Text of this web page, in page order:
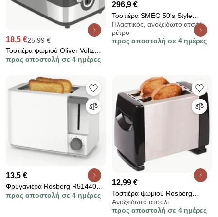
18,5 €25,99 €
Τοστιέρα ψωμιού Oliver Voltz
OV51440I, 800W, 6 στάδια,
ψησίματος, μαύρο/inox
προς αποστολή σε 4 ημέρες
296,9 €
Τοστιέρα SMEG 50's Style
TSF03PKEU, 2000 W, 4 φέτες, 6
επίπεδα, Δίσκος για ψίχουλα,
Ενσωματωμένο καλώδιο,
Πλαστικός, ανοξείδωτο ατσάλι,
ρέτρο
προς αποστολή σε 4 ημέρες
13,5 €
Φρυγανιέρα Rosberg R51440F,
750W, 2 φρυγανιές, 6
προς αποστολή σε 4 ημέρες
12,99 €
Τοστιέρα ψωμιού Rosberg
R51440AS, 750W, 2 φέτες,
Ανοξείδωτο ατσάλι / μαύρο
Ανοξείδωτο ατσάλι
προς αποστολή σε 4 ημέρες